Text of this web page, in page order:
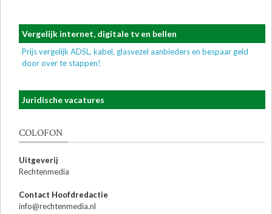
Vergelijk internet, digitale tv en bellen
Prijs vergelijk ADSL, kabel, glasvezel aanbieders en bespaar geld
door over te stappen!
Juridische vacatures
COLOFON
Uitgeverij
Rechtenmedia
Contact Hoofdredactie
info@rechtenmedia.nl